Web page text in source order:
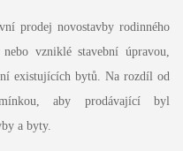
prodej novostavby rodinného
vzniklé stavební úpravou,
existujících bytů. Na rozdíl od
aby prodávající byl
a byty.